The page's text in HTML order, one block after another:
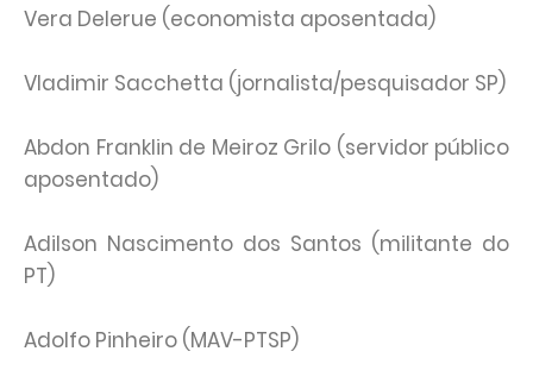
Vera Delerue (economista aposentada)
Vladimir Sacchetta (jornalista/pesquisador SP)
Abdon Franklin de Meiroz Grilo (servidor público
aposentado)
Adilson Nascimento dos Santos (militante do
PT)
Adolfo Pinheiro (MAV-PTSP)